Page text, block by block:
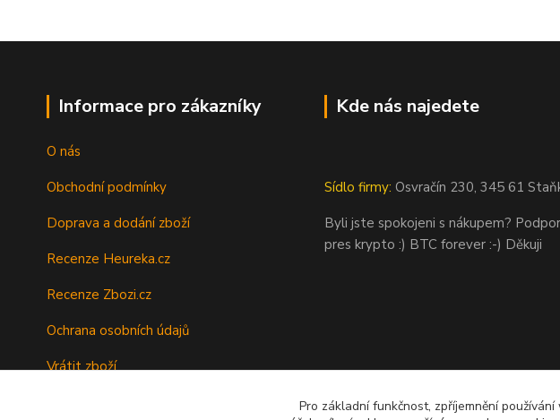
Informace pro zákazníky
O nás
Obchodní podmínky
Doprava a dodání zboží
Recenze Heureka.cz
Recenze Zbozi.cz
Ochrana osobních údajů
Vrátit zboží
Kde nás najedete
Sídlo firmy: Osvračín 230, 345 61
Byli jste spokojeni s nákupem?
pres krypto :) BTC forever :-) Děkuji
Pro základní funkčnost, zpříjemnění